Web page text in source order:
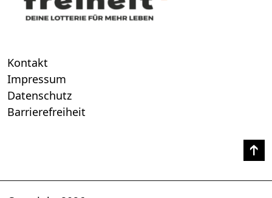
Kontakt
Impressum
Datenschutz
Barrierefreiheit